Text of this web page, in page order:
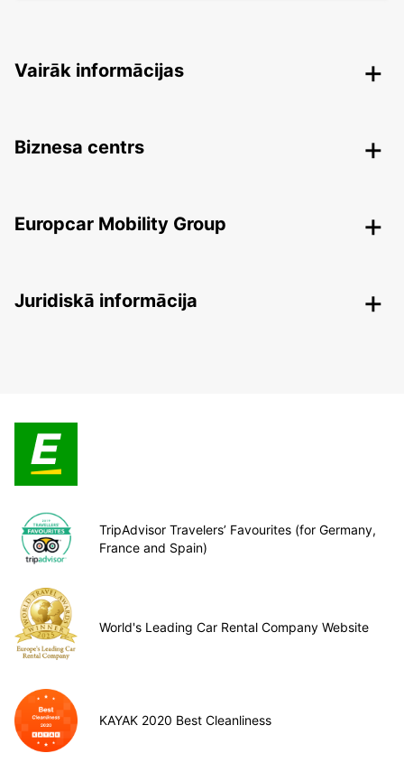
Vairāk informācijas
Biznesa centrs
Europcar Mobility Group
Juridiskā informācija
TripAdvisor Travelers’ Favourites (for Germany,
France and Spain)
World's Leading Car Rental Company Website
KAYAK 2020 Best Cleanliness